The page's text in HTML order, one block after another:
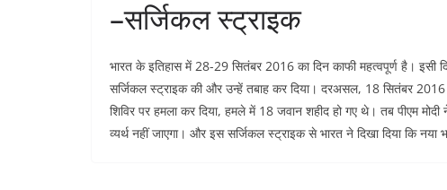
–सर्जिकल स्ट्राइक
भारत के इतिहास में 28-29 सितंबर 2016 का दिन काफी महत्वपूर्ण है। इसी
सर्जिकल स्ट्राइक की और उन्हें तबाह कर दिया। दरअसल, 18 सितंबर
शिविर पर हमला कर दिया, हमले में 18 जवान शहीद हो गए थे। तब पीएम
व्यर्थ नहीं जाएगा। और इस सर्जिकल स्ट्राइक से भारत ने दिखा दिया कि